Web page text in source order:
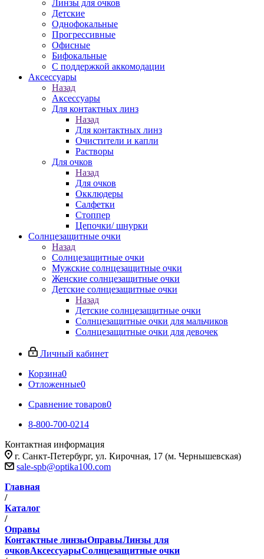
Линзы для очков
Детские
Однофокальные
Прогрессивные
Офисные
Бифокальные
С поддержкой аккомодации
Аксессуары
Назад
Аксессуары
Для контактных линз
Назад
Для контактных линз
Очистители и капли
Растворы
Для очков
Назад
Для очков
Окклюдеры
Салфетки
Стоппер
Цепочки/ шнурки
Солнцезащитные очки
Назад
Солнцезащитные очки
Мужские солнцезащитные очки
Женские солнцезащитные очки
Детские солнцезащитные очки
Назад
Детские солнцезащитные очки
Солнцезащитные очки для мальчиков
Солнцезащитные очки для девочек
Личный кабинет
Корзина0
Отложенные0
Сравнение товаров0
8-800-700-0214
Контактная информация
г. Санкт-Петербург, ул. Кирочная, 17 (м. Чернышевская)
sale-spb@optika100.com
Главная
/
Каталог
/
Оправы
Контактные линзыОправыЛинзы для
очковАксессуарыСолнцезащитные очки